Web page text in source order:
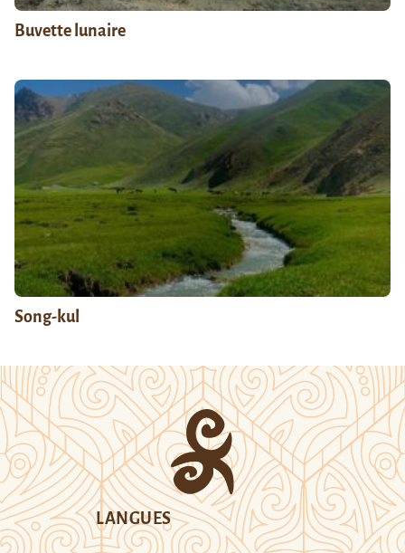
Buvette lunaire
Song-kul
LANGUES